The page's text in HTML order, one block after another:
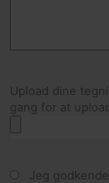
Upload dine
gang for at
Jeg